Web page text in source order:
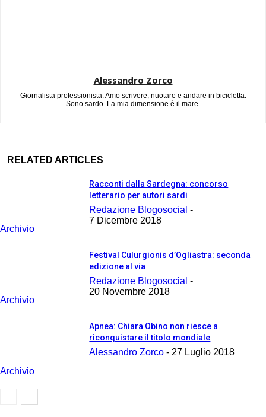
Alessandro Zorco
Giornalista professionista. Amo scrivere, nuotare e andare in bicicletta.
Sono sardo. La mia dimensione è il mare.
RELATED ARTICLES
Archivio
Racconti dalla Sardegna: concorso
letterario per autori sardi
Redazione Blogosocial -
7 Dicembre 2018
Archivio
Festival Culurgionis d’Ogliastra: seconda
edizione al via
Redazione Blogosocial -
20 Novembre 2018
Archivio
Apnea: Chiara Obino non riesce a
riconquistare il titolo mondiale
Alessandro Zorco - 27 Luglio 2018